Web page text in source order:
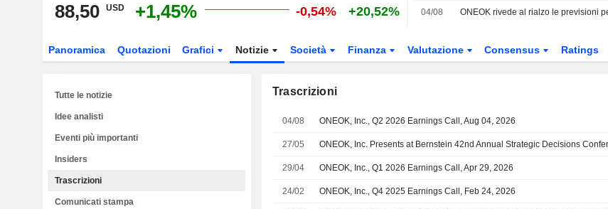
88,50 USD +1,45% -0,54% +20,52% 04/08
Panoramica Quotazioni Grafici Notizie Società Finanza Valutazione Consensus Ratings
Trascrizioni
04/08 ONEOK, Inc., Q2 2026 Earnings Call, Aug 04, 2026
27/05
29/04 ONEOK, Inc., Q1 2026 Earnings Call, Apr 29, 2026
24/02 ONEOK, Inc., Q4 2025 Earnings Call, Feb 24, 2026
Tutte le notizie
Idee analisti
Eventi più importanti
Insiders
Trascrizioni
Comunicati stampa